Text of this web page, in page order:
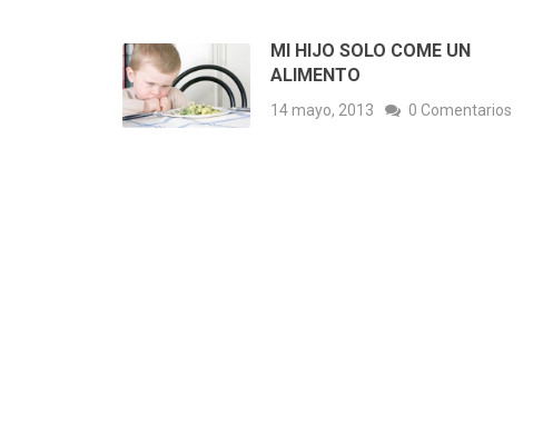
MI HIJO SOLO COME UN
ALIMENTO
14 mayo, 2013 0 Comentarios